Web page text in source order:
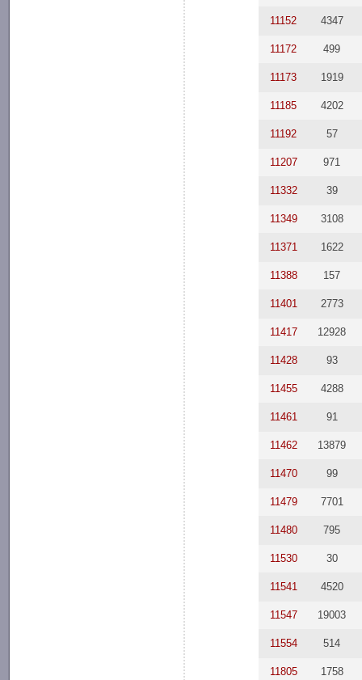
11152 4347
11172 499
11173 1919
11185 4202
11192 57
11207 971
11332 39
11349 3108
11371 1622
11388 157
11401 2773
11417 12928
11428 93
11455 4288
11461 91
11462 13879
11470 99
11479 7701
11480 795
11530 30
11541 4520
11547 19003
11554 514
11805 1758